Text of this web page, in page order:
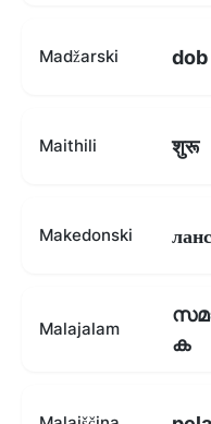
Madžarski dob
Maithili शुरू
Makedonski
Malajalam
ക